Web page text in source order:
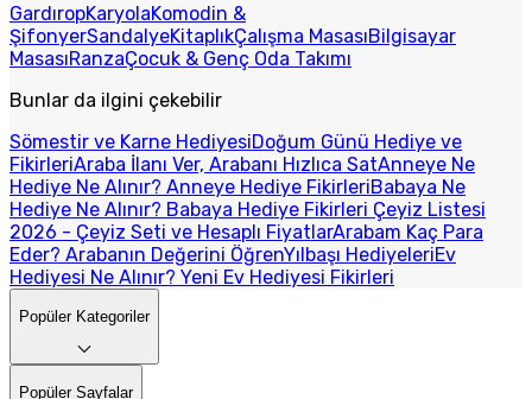
GardıropKaryolaKomodin &
ŞifonyerSandalyeKitaplıkÇalışma MasasıBilgisayar
MasasıRanzaÇocuk & Genç Oda Takımı
Bunlar da ilgini çekebilir
Sömestir ve Karne HediyesiDoğum Günü Hediye ve
FikirleriAraba İlanı Ver, Arabanı Hızlıca SatAnneye Ne
Hediye Ne Alınır? Anneye Hediye FikirleriBabaya Ne
Hediye Ne Alınır? Babaya Hediye Fikirleri Çeyiz Listesi
2026 - Çeyiz Seti ve Hesaplı FiyatlarArabam Kaç Para
Eder? Arabanın Değerini ÖğrenYılbaşı HediyeleriEv
Hediyesi Ne Alınır? Yeni Ev Hediyesi Fikirleri
Popüler Kategoriler
Popüler Sayfalar